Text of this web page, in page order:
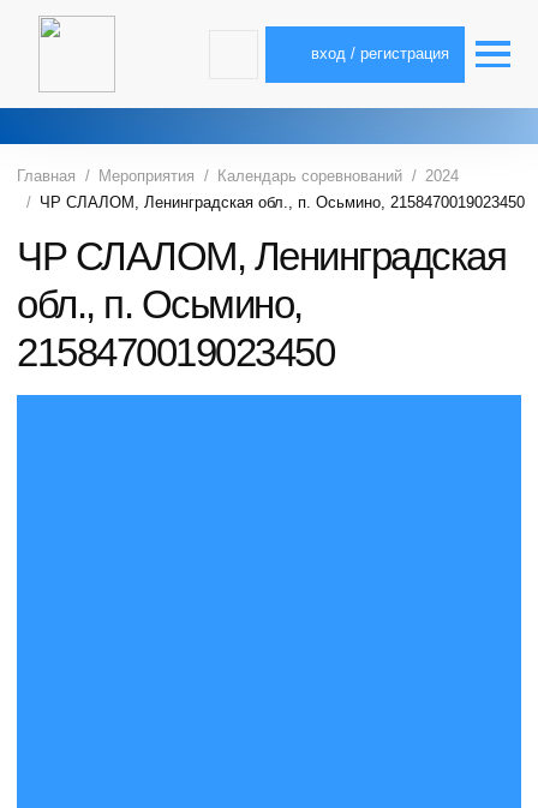
вход / регистрация
Главная Мероприятия Календарь соревнований
2024
ЧР СЛАЛОМ, Ленинградская обл., п. Осьмино, 2158470019023450
ЧР СЛАЛОМ, Ленинградская
обл., п. Осьмино,
2158470019023450